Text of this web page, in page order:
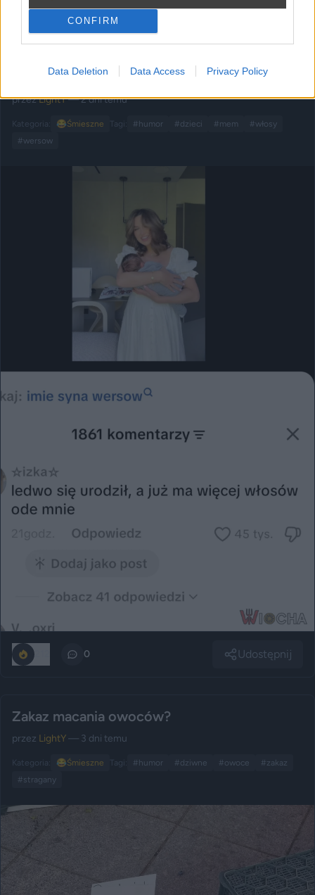
CONFIRM
Data Deletion Data Access Privacy Policy
0
Noworodek ma pełno włosów na głowie
przezLightY— 2 dni temu
Kategoria: 😂Śmieszne Tagi: #humor #dzieci #mem
#włosy
#wersow
0 Udostępnij
Zakaz macania owoców?
przez LightY— 3 dni temu
Kategoria: 😂Śmieszne Tagi: #humor #dziwne #owoce
#zakaz
#stragany